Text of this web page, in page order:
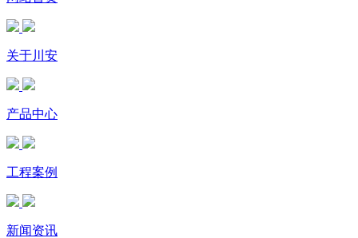
关于川安
产品中心
工程案例
新闻资讯